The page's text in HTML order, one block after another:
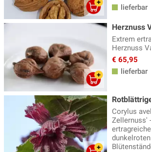
lieferbar
Herznuss
Extrem
Herznuss
€ 65,95
lieferbar
Corylus
Zellernuss'